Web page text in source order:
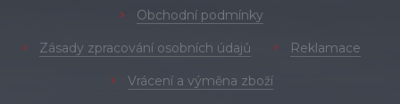
Obchodní podmínky
Zásady zpracování osobních údajů Reklamace
Vrácení a výměna zboží